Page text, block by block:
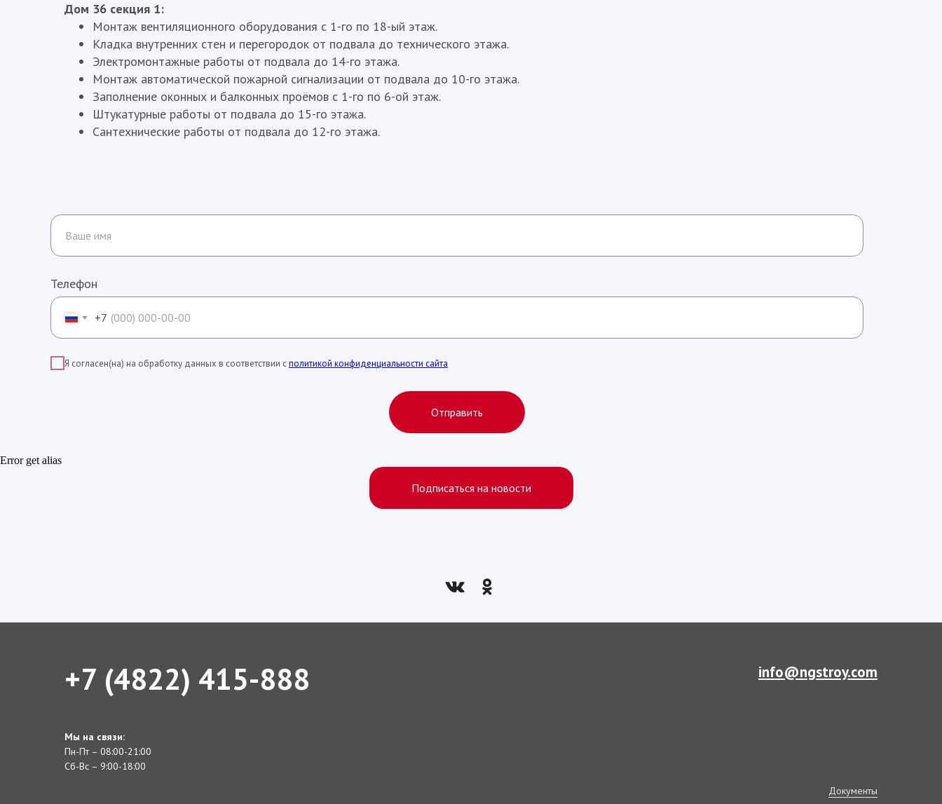
Дом 36 секция 1:
Монтаж вентиляционного оборудования с 1-го по 18-ый этаж.
Кладка внутренних стен и перегородок от подвала до технического этажа.
Электромонтажные работы от подвала до 14-го этажа.
Монтаж автоматической пожарной сигнализации от подвала до 10-го этажа.
Заполнение оконных и балконных проёмов с 1-го по 6-ой этаж.
Штукатурные работы от подвала до 15-го этажа.
Сантехнические работы от подвала до 12-го этажа.
Телефон
+7
Я согласен(на) на обработку данных в соответствии сполитикой конфиденциальности сайта
Отправить
Error get alias
Подписаться на новости
+7 (4822) 415-888
Мы на связи:
Пн-Пт – 08:00-21:00
Сб-Вс – 9:00-18:00
info@ngstroy.com
Документы